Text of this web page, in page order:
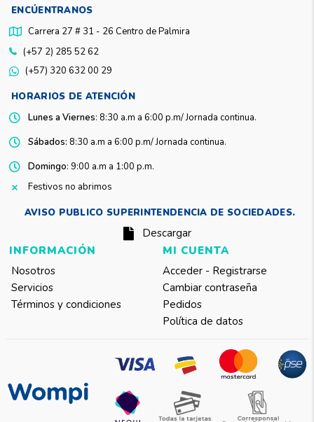
ENCÚENTRANOS
Carrera 27 # 31 - 26 Centro de Palmira
(+57 2) 285 52 62
(+57) 320 632 00 29
HORARIOS DE ATENCIÓN
Lunes a Viernes: 8:30 a.m a 6:00 p.m/ Jornada continua.
Sábados: 8:30 a.m a 6:00 p.m/ Jornada continua.
Domingo: 9:00 a.m a 1:00 p.m.
Festivos no abrimos
AVISO PUBLICO SUPERINTENDENCIA DE SOCIEDADES.
Descargar
INFORMACIÓN
Nosotros
Servicios
Términos y condiciones
MI CUENTA
Acceder - Registrarse
Cambiar contraseña
Pedidos
Política de datos